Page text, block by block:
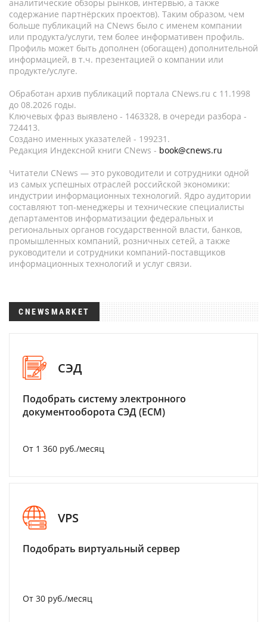
аналитические обзоры рынков, интервью, а также
содержание партнёрских проектов). Таким образом, чем
больше публикаций на CNews было с именем компании
или продукта/услуги, тем более информативен профиль.
Профиль может быть дополнен (обогащен) дополнительной
информацией, в т.ч. презентацией о компании или
продукте/услуге.
Обработан архив публикаций портала CNews.ru c 11.1998
до 08.2026 годы.
Ключевых фраз выявлено - 1463328, в очереди разбора -
724413.
Создано именных указателей - 199231.
Редакция Индексной книги CNews - book@cnews.ru
Читатели CNews — это руководители и сотрудники одной
из самых успешных отраслей российской экономики:
индустрии информационных технологий. Ядро аудитории
составляют топ-менеджеры и технические специалисты
департаментов информатизации федеральных и
региональных органов государственной власти, банков,
промышленных компаний, розничных сетей, а также
руководители и сотрудники компаний-поставщиков
информационных технологий и услуг связи.
CNEWSMARKET
СЭД
Подобрать систему электронного
документооборота СЭД (ECM)
От 1 360 руб./месяц
VPS
Подобрать виртуальный сервер
От 30 руб./месяц